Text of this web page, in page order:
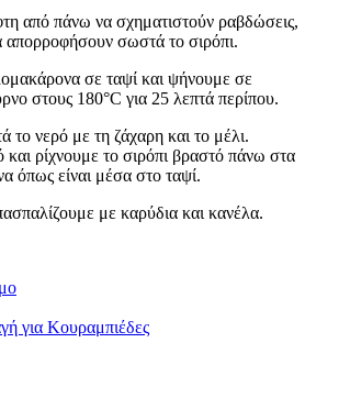
από πάνω να σχηματιστούν ραβδώσεις,
απορροφήσουν σωστά το σιρόπι.
σε ταψί και ψήνουμε σε
στους 180°C για 25 λεπτά περίπου.
το νερό με τη ζάχαρη και το μέλι.
ρίχνουμε το σιρόπι βραστό πάνω στα
όπως είναι μέσα στο ταψί.
με καρύδια και κανέλα.
για Κουραμπιέδες